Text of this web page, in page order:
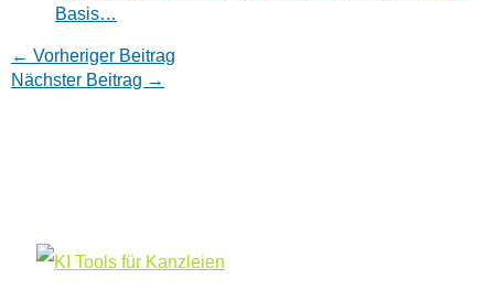
Basis…
← Vorheriger Beitrag
Nächster Beitrag →